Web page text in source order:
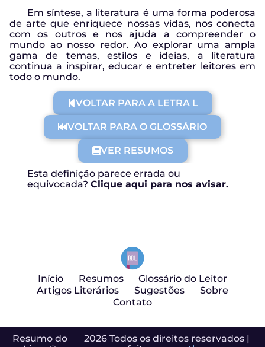
Em síntese, a literatura é uma forma poderosa
de arte que enriquece nossas vidas, nos conecta
com os outros e nos ajuda a compreender o
mundo ao nosso redor. Ao explorar uma ampla
gama de temas, estilos e ideias, a literatura
continua a inspirar, educar e entreter leitores em
todo o mundo.
VOLTAR PARA A LETRA L
VOLTAR PARA O GLOSSÁRIO
VER RESUMOS
Esta definição parece errada ou
equivocada? Clique aqui para nos avisar.
Início Resumos
Glossário do Leitor
Artigos Literários
Sugestões
Sobre
Contato
Resumo do
2026 Todos os direitos reservados |